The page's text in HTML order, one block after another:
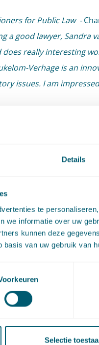
Details
te
we informatie over uw
kunnen deze
van uw gebruik van
Selectie
for Public Law -
a good lawyer, Sandra
does really interesting
Verhage is an
issues. I am